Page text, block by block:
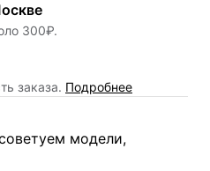
300₽.
заказа. Подробнее
модели,